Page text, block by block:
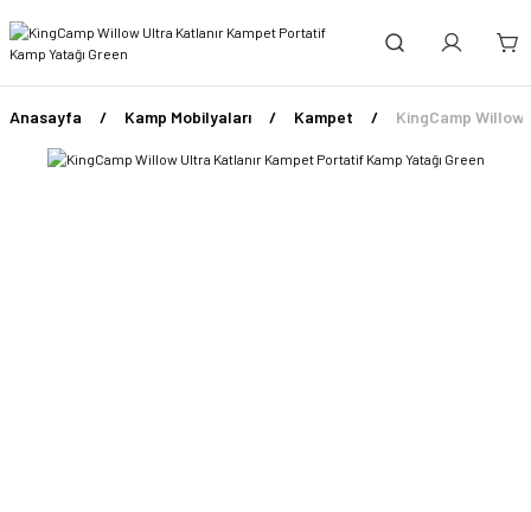
Anasayfa Kamp Mobilyaları Kampet KingCamp